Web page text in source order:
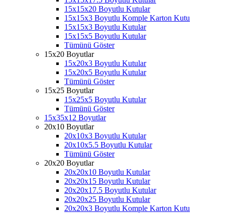
15x15x20 Boyutlu Kutular
15x15x3 Boyutlu Komple Karton Kutu
15x15x3 Boyutlu Kutular
15x15x5 Boyutlu Kutular
Tümünü Göster
15x20 Boyutlar
15x20x3 Boyutlu Kutular
15x20x5 Boyutlu Kutular
Tümünü Göster
15x25 Boyutlar
15x25x5 Boyutlu Kutular
Tümünü Göster
15x35x12 Boyutlar
20x10 Boyutlar
20x10x3 Boyutlu Kutular
20x10x5.5 Boyutlu Kutular
Tümünü Göster
20x20 Boyutlar
20x20x10 Boyutlu Kutular
20x20x15 Boyutlu Kutular
20x20x17.5 Boyutlu Kutular
20x20x25 Boyutlu Kutular
20x20x3 Boyutlu Komple Karton Kutu